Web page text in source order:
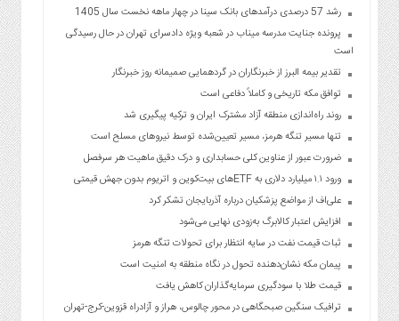
رشد 57 درصدی درآمد‌های بانک سینا در چهار ماهه نخست سال 1405
پرونده جنایت مدرسه میناب در شعبه ویژه دادسرای تهران در حال رسیدگی
است
تقدیر بیمه البرز از خبرنگاران در گردهمایی صمیمانه روز خبرنگار
توافق مکه تاریخی و کاملاً دفاعی است
روند راه‌اندازی منطقه آزاد مشترک ایران و ترکیه پیگیری شد
تنها مسیر تنگه هرمز، مسیر تعیین‌شده توسط نیروهای مسلح است
ضرورت عبور از عناوین کلی حسابداری و درک دقیق ماهیت هر سرفصل
ورود ۱.۱ میلیارد دلاری به ETFهای بیت‌کوین و اتریوم بدون جهش قیمتی
علی‌اف از مواضع پزشکیان درباره آذربایجان تشکر کرد
افزایش اعتبار کالابرگ به‌زودی نهایی می‌شود
ثبات قیمت نفت در سایه انتظار برای تحولات تنگه هرمز
پیمان مکه نشان‌دهنده تحول در نگاه منطقه به امنیت است
قیمت طلا با سودگیری سرمایه‌گذاران کاهش یافت
ترافیک سنگین صبحگاهی در محور چالوس، هراز و آزادراه قزوین-کرج-تهران